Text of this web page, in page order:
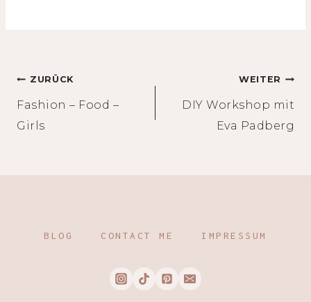
Beitragsnavigation
ZURÜCK
Fashion – Food –
Girls
WEITER
DIY Workshop mit
Eva Padberg
BLOG CONTACT ME IMPRESSUM